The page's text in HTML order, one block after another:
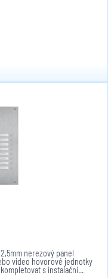
2,5mm nerezový panel
video hovorové jednotky
s instalační...